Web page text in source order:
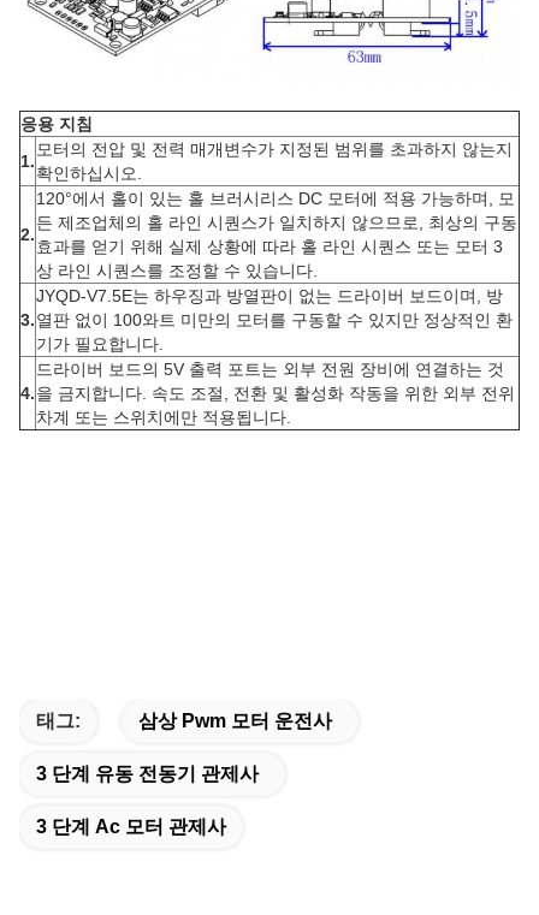
응용 지침
1.
모터의 전압 및 전력 매개변수가 지정된 범위를 초과하지 않는지
확인하십시오.
2.
120°에서 홀이 있는 홀 브러시리스 DC 모터에 적용 가능하며, 모
든 제조업체의 홀 라인 시퀀스가 일치하지 않으므로, 최상의 구동
효과를 얻기 위해 실제 상황에 따라 홀 라인 시퀀스 또는 모터 3
상 라인 시퀀스를 조정할 수 있습니다.
3.
JYQD-V7.5E는 하우징과 방열판이 없는 드라이버 보드이며, 방
열판 없이 100와트 미만의 모터를 구동할 수 있지만 정상적인 환
기가 필요합니다.
4.
드라이버 보드의 5V 출력 포트는 외부 전원 장비에 연결하는 것
을 금지합니다. 속도 조절, 전환 및 활성화 작동을 위한 외부 전위
차계 또는 스위치에만 적용됩니다.
태그: 삼상 Pwm 모터 운전사
3 단계 유동 전동기 관제사
3 단계 Ac 모터 관제사